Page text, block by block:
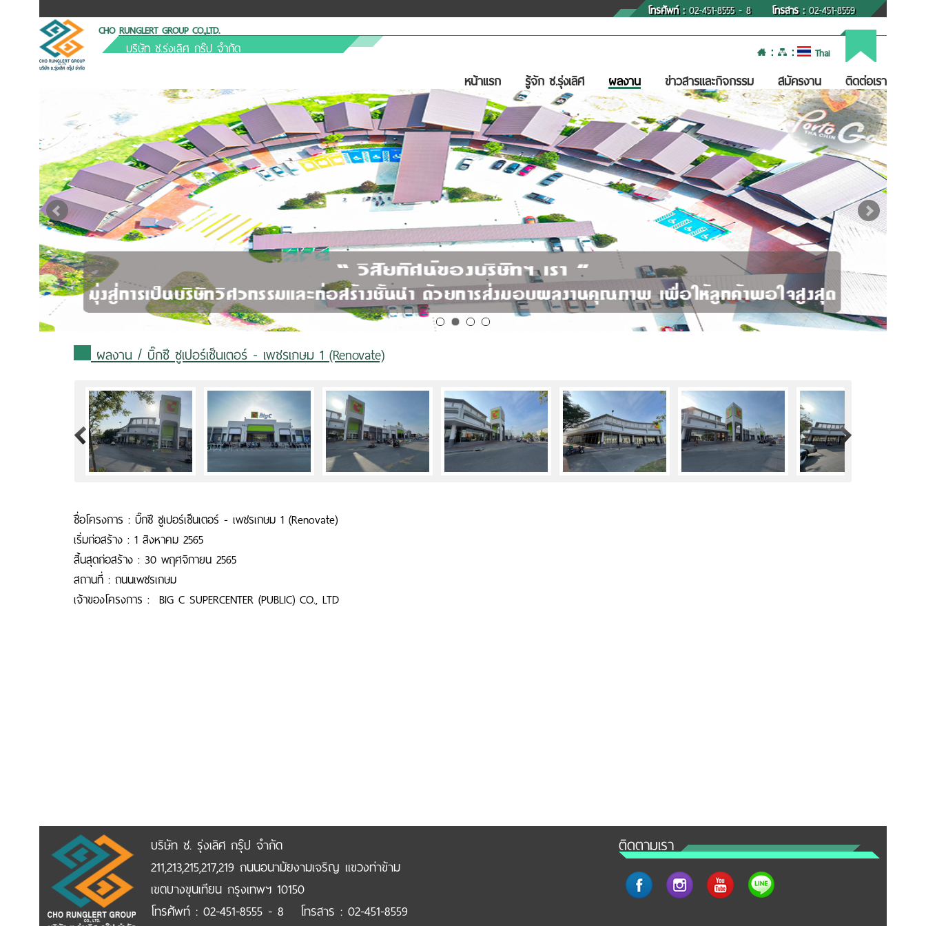
โทรศัพท์ :02-451-8555 - 8 โทรสาร :02-451-8559
CHO RUNGLERT GROUP CO.,LTD.
บริษัท ช.รุ่งเลิศ กรุ๊ป จำกัด : : Thai
หน้าแรก รู้จัก ช.รุ่งเลิศ ผลงาน ข่าวสารและกิจกรรม สมัครงาน ติดต่อเรา
ผลงาน/ บิ๊กซี ซูเปอร์เซ็นเตอร์ - เพชรเกษม 1 (Renovate)
>
ชื่อโครงการ : บิ๊กซี ซูเปอร์เซ็นเตอร์ - เพชรเกษม 1 (Renovate)
เริ่มก่อสร้าง : 1 สิงหาคม 2565
สิ้นสุดก่อสร้าง : 30 พฤศจิกายน 2565
สถานที่ : ถนนเพชรเกษม
เจ้าของโครงการ : BIG C SUPERCENTER (PUBLIC) CO., LTD
บริษัท ช. รุ่งเลิศ กรุ๊ป จำกัด
211,213,215,217,219 ถนนอนามัยงามเจริญ แขวงท่าข้าม
เขตบางขุนเทียน กรุงเทพฯ 10150
โทรศัพท์ : 02-451-8555 - 8 โทรสาร : 02-451-8559
ติดตามเรา